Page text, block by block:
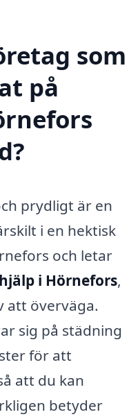
som
på
prydligt är en
i en hektisk
och letar
i Hörnefors,
att överväga.
sig på städning
för att
att du kan
betyder